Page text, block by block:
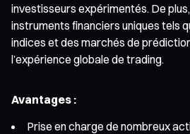
investisseurs expérimentés. De
instruments financiers uniques tels
indices et des marchés de
l’expérience globale de trading.
Avantages :
Prise en charge de nombreux